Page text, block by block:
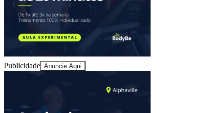
Publicidade Anuncie Aqui